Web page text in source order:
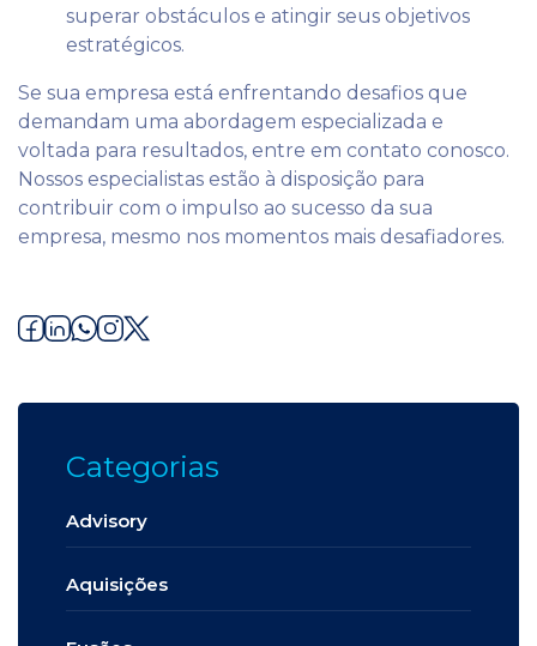
superar obstáculos e atingir seus objetivos
estratégicos.
Se sua empresa está enfrentando desafios que
demandam uma abordagem especializada e
voltada para resultados, entre em contato conosco.
Nossos especialistas estão à disposição para
contribuir com o impulso ao sucesso da sua
empresa, mesmo nos momentos mais desafiadores.
Categorias
Advisory
Aquisições